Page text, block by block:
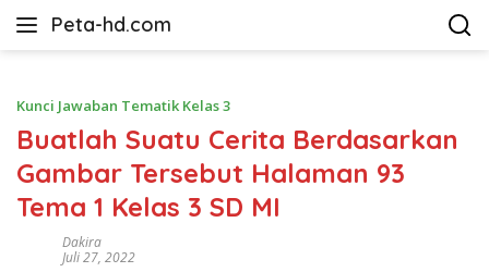
Peta-hd.com
Kumpulan
HD
Kunci Jawaban Tematik Kelas 3
Buatlah Suatu Cerita Berdasarkan
Gambar Tersebut Halaman 93
Tema 1 Kelas 3 SD MI
Dakira
Juli 27, 2022